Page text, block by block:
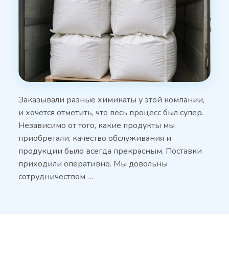
Заказывали разные химикаты у этой компании,
и хочется отметить, что весь процесс был супер.
Независимо от того, какие продукты мы
приобретали, качество обслуживания и
продукции было всегда прекрасным. Поставки
приходили оперативно. Мы довольны
сотрудничеством …